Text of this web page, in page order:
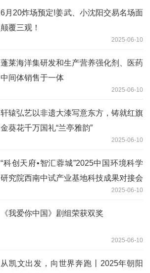
6月20炸场预定!姜武、小沈阳交易名场面
颠覆三观！
2025-06-10
蓬莱海洋集研发和生产营养强化剂、医药
中间体销售于一体
2025-06-10
轩辕弘艺以非遗大漆写意东方，铸就红旗
金葵花千万国礼“兰亭雅韵”
2025-06-10
“科创天府•智汇蓉城”2025中国环境科学
研究院西南中试产业基地科技成果对接会
2025-06-10
《我爱你中国》剧组荣获双奖
2025-06-10
从凯文出发，向世界奔跑丨2025年朝阳